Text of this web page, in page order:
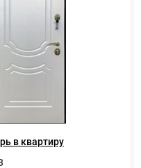
в квартиру